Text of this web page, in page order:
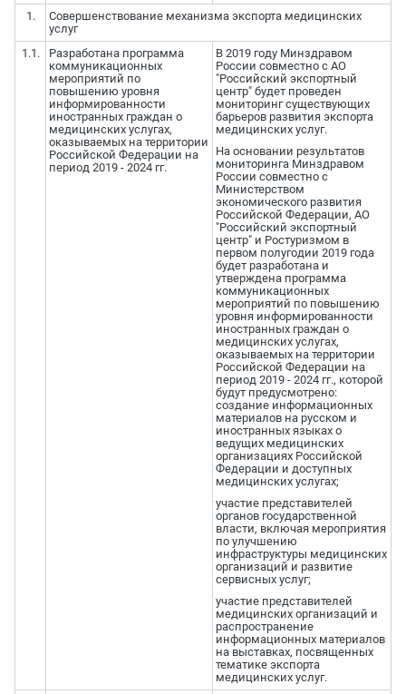
1.
Совершенствование механизма экспорта медицинских
услуг
1.1.
Разработана программа
коммуникационных
мероприятий по
повышению уровня
информированности
иностранных граждан о
медицинских услугах,
оказываемых на территории
Российской Федерации на
период 2019 - 2024 гг.
В 2019 году Минздравом
России совместно с АО
"Российский экспортный
центр" будет проведен
мониторинг существующих
барьеров развития экспорта
медицинских услуг.
На основании результатов
мониторинга Минздравом
России совместно с
Министерством
экономического развития
Российской Федерации, АО
"Российский экспортный
центр" и Ростуризмом в
первом полугодии 2019 года
будет разработана и
утверждена программа
коммуникационных
мероприятий по повышению
уровня информированности
иностранных граждан о
медицинских услугах,
оказываемых на территории
Российской Федерации на
период 2019 - 2024 гг., которой
будут предусмотрено:
создание информационных
материалов на русском и
иностранных языках о
ведущих медицинских
организациях Российской
Федерации и доступных
медицинских услугах;
участие представителей
органов государственной
власти, включая мероприятия
по улучшению
инфраструктуры медицинских
организаций и развитие
сервисных услуг;
участие представителей
медицинских организаций и
распространение
информационных материалов
на выставках, посвященных
тематике экспорта
медицинских услуг.